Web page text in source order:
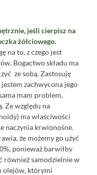
jeśli cierpisz na
żółciowego.
na to, z czego jest
Bogactwo składu ma
ze sobą. Zastosuję
zachwycona jego
mam problem,
Ze względu na
ma właściwości
naczynia krwionośne.
że możemy go użyć
ponieważ barwiłby
również samodzielnie w
olejów, którymi